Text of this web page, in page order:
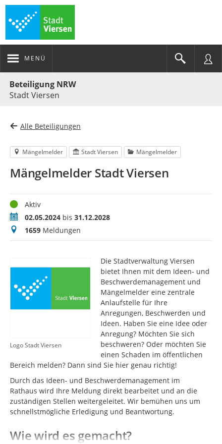
MENÜ
Beteiligung NRW
Stadt Viersen
Alle Beteiligungen
Mängelmelder Stadt Viersen Mängelmelder
Mängelmelder Stadt Viersen
StatusAktiv
Zeitraum02.05.2024 bis 31.12.2028
Meldungen
1659 Meldungen
Logo Stadt Viersen
Die Stadtverwaltung Viersen
bietet Ihnen mit dem Ideen- und
Beschwerdemanagement und
Mängelmelder eine zentrale
Anlaufstelle für Ihre
Anregungen, Beschwerden und
Ideen. Haben Sie eine Idee oder
Anregung? Möchten Sie sich
beschweren? Oder möchten Sie
einen Schaden im öffentlichen
Bereich melden? Dann sind Sie hier genau richtig!
Durch das Ideen- und Beschwerdemanagement im
Rathaus wird Ihre Meldung direkt bearbeitet und an die
zuständigen Stellen weitergeleitet. Wir bemühen uns um
schnellstmögliche Erledigung und Beantwortung.
Wie wird es gemacht?